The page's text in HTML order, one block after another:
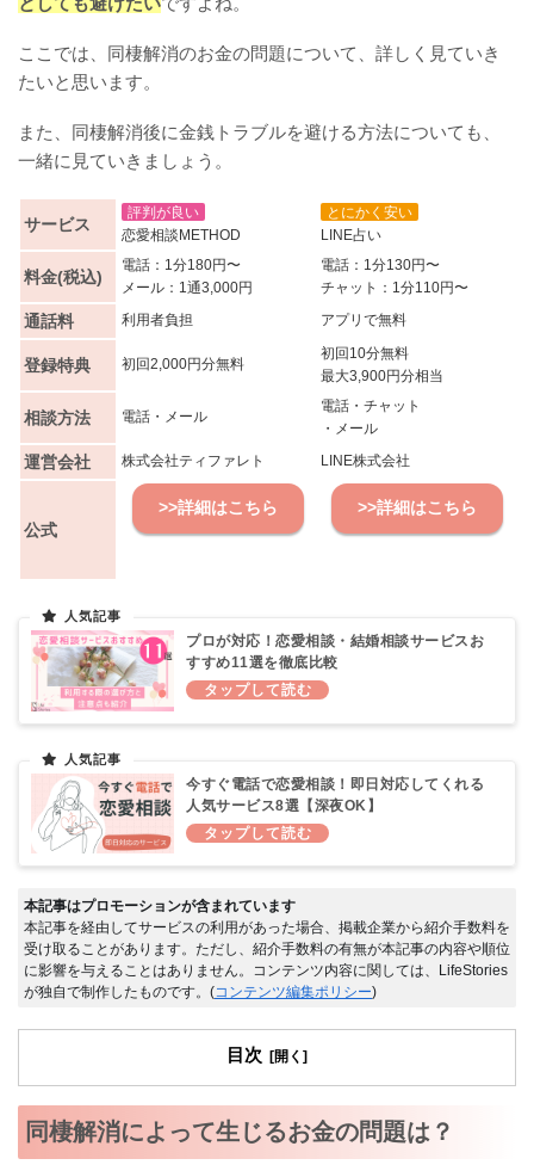
ここでは、同棲解消のお金の問題について、詳しく見ていき
たいと思います。
また、同棲解消後に金銭トラブルを避ける方法についても、
一緒に見ていきましょう。
サービス
評判が良い
恋愛相談METHOD
とにかく安い
LINE占い
料金(税込)
電話：1分180円〜
メール：1通3,000円
電話：1分130円〜
チャット：1分110円〜
通話料 利用者負担 アプリで無料
登録特典 初回2,000円分無料
初回10分無料
最大3,900円分相当
相談方法 電話・メール
電話・チャット
・メール
運営会社 株式会社ティファレト LINE株式会社
公式
>>詳細はこちら >>詳細はこちら
プロが対応！恋愛相談・結婚相談サービスお
すすめ11選を徹底比較
今すぐ電話で恋愛相談！即日対応してくれる
人気サービス8選【深夜OK】
本記事はプロモーションが含まれています
本記事を経由してサービスの利用があった場合、掲載企業から紹介手数料を
受け取ることがあります。ただし、紹介手数料の有無が本記事の内容や順位
に影響を与えることはありません。コンテンツ内容に関しては、LifeStories
が独自で制作したものです。(コンテンツ編集ポリシー)
目次
同棲解消によって生じるお金の問題は？